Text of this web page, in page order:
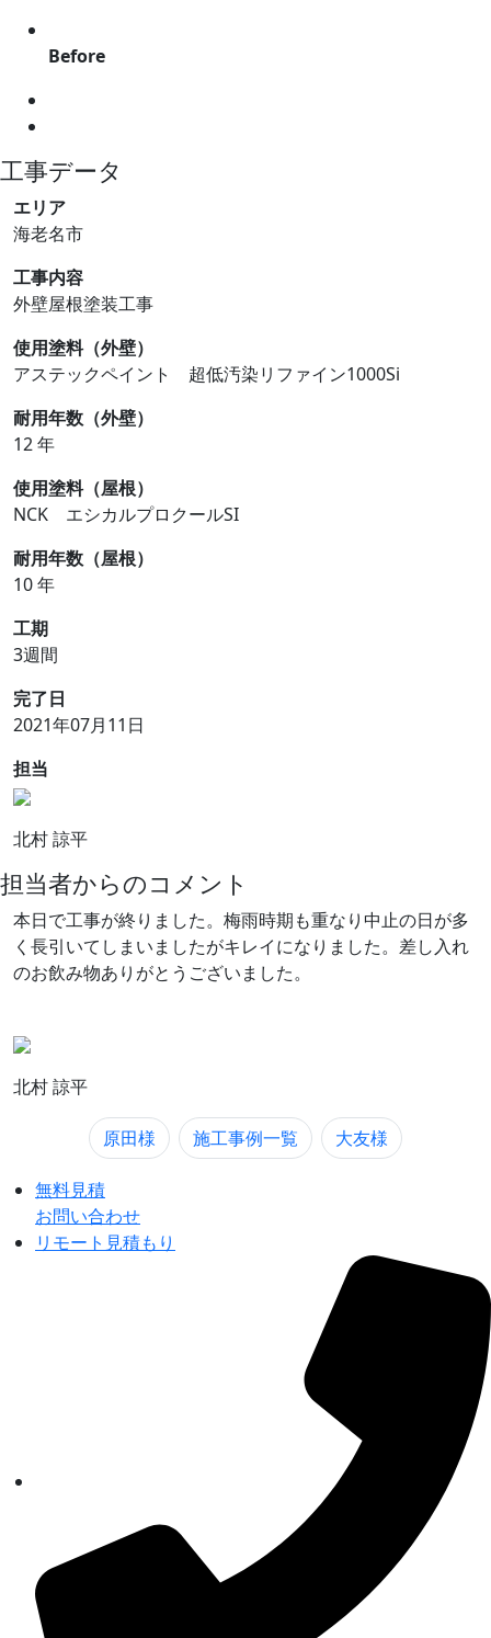
Before
工事データ
エリア
海老名市
工事内容
外壁屋根塗装工事
使用塗料（外壁）
アステックペイント 超低汚染リファイン1000Si
耐用年数（外壁）
12 年
使用塗料（屋根）
NCK エシカルプロクールSI
耐用年数（屋根）
10 年
工期
3週間
完了日
2021年07月11日
担当
北村 諒平
担当者からのコメント
本日で工事が終りました。梅雨時期も重なり中止の日が多
く長引いてしまいましたがキレイになりました。差し入れ
のお飲み物ありがとうございました。
北村 諒平
原田様 施工事例一覧 大友様
無料見積
お問い合わせ
リモート見積もり